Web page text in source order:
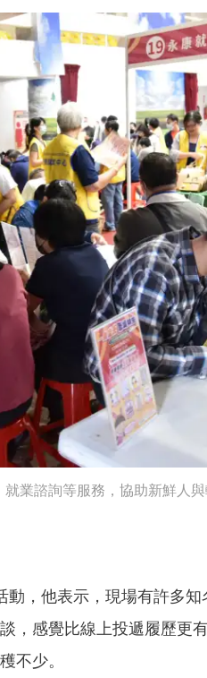
業諮詢等服務，協助新鮮人
，他表示，現場有許多知
，感覺比線上投遞履歷更
不少。